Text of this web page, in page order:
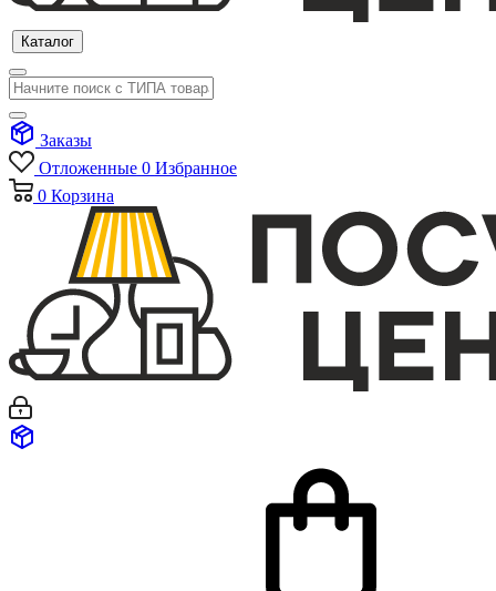
Каталог
Заказы
Отложенные 0 Избранное
0 Корзина